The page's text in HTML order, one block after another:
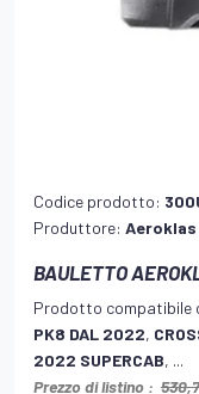
Codice prodotto:
Produttore: Aeroklas
BAULETTO
Prodotto compatibile
PK8 DAL 2022,
2022 SUPERCAB, ...
Prezzo di listino :